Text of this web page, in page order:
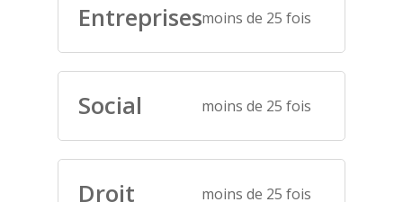
Entreprisesmoins de 25 fois
Social moins de 25 fois
Droit moins de 25 fois